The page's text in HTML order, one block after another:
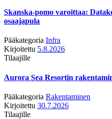
Skanska-pomo varoittaa:
osaajapula
Pääkategoria Infra
Kirjoitettu 5.8.2026
Tilaajille
Aurora Sea Resortin
Pääkategoria Rakentaminen
Kirjoitettu 30.7.2026
Tilaajille